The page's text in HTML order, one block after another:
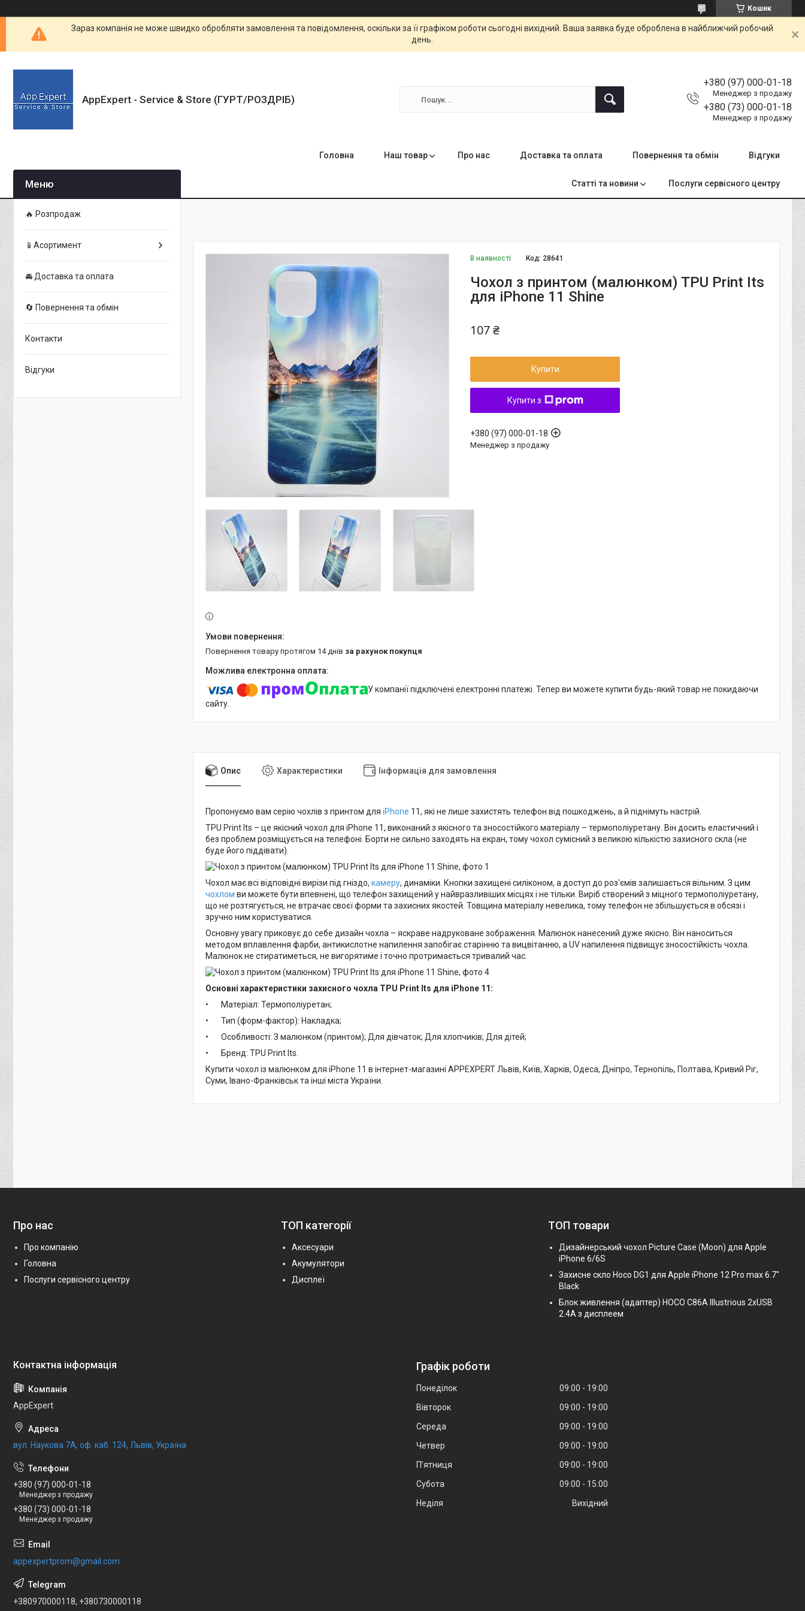
Кошик
Зараз компанія не може швидко обробляти замовлення та повідомлення, оскільки за її графіком роботи сьогодні вихідний. Ваша заявка буде оброблена в найближчий робочий
день.
AppExpert - Service & Store (ГУРТ/РОЗДРІБ)
+380 (97) 000-01-18
Менеджер з продажу
+380 (73) 000-01-18
Менеджер з продажу
Головна Наш товар Про нас Доставка та оплата Повернення та обмін Відгуки
Статті та новини Послуги сервісного центру
В наявності Код: 28641
Чохол з принтом (малюнком) TPU Print Its
для iPhone 11 Shine
107 ₴
Купити
Купити з
+380 (97) 000-01-18
Менеджер з продажу
повернення товару протягом 14 днів за рахунок покупця
У компанії підключені електронні платежі. Тепер ви можете купити будь-який товар не покидаючи
сайту.
Опис Характеристики Інформація для замовлення
Пропонуємо вам серію чохлів з принтом для iPhone 11, які не лише захистять телефон від пошкоджень, а й піднімуть настрій.
TPU Print Its – це якісний чохол для iPhone 11, виконаний з якісного та зносостійкого матеріалу – термополіуретану. Він досить еластичний і
без проблем розміщується на телефоні. Борти не сильно заходять на екран, тому чохол сумісний з великою кількістю захисного скла (не
буде його піддівати).
Чохол має всі відповідні вирізи під гніздо, камеру, динаміки. Кнопки захищені силіконом, а доступ до роз'ємів залишається вільним. З цим
чохлом ви можете бути впевнені, що телефон захищений у найвразливіших місцях і не тільки. Виріб створений з міцного термополіуретану,
що не розтягується, не втрачає своєї форми та захисних якостей. Товщина матеріалу невелика, тому телефон не збільшується в обсязі і
зручно ним користуватися.
Основну увагу приковує до себе дизайн чохла – яскраве надруковане зображення. Малюнок нанесений дуже якісно. Він наноситься
методом вплавлення фарби, антикислотне напилення запобігає старінню та вицвітанню, а UV напилення підвищує зносостійкість чохла.
Малюнок не стиратиметься, не вигорятиме і точно протримається тривалий час.
Основні характеристики захисного чохла TPU Print Its для iPhone 11:
• Матеріал: Термополіуретан;
• Тип (форм-фактор): Накладка;
• Особливості: З малюнком (принтом); Для дівчаток; Для хлопчиків; Для дітей;
• Бренд: TPU Print Its.
Купити чохол із малюнком для iPhone 11 в інтернет-магазині APPEXPERT Львів, Київ, Харків, Одеса, Дніпро, Тернопіль, Полтава, Кривий Ріг,
Суми, Івано-Франківськ та інші міста України.
🔥 Розпродаж
📱Асортимент
🚘 Доставка та оплата
🔄 Повернення та обмін
Контакти
Відгуки
Про нас
Про компанію
Головна
Послуги сервісного центру
ТОП категорії
Аксесуари
Акумулятори
Дисплеї
ТОП товари
Дизайнерський чохол Picture Case (Moon) для Apple
iPhone 6/6S
Захисне скло Hoco DG1 для Apple iPhone 12 Pro max 6.7"
Black
Блок живлення (адаптер) HOCO C86A Illustrious 2xUSB
2.4A з дисплеем
AppExpert
вул. Наукова 7А, оф. каб. 124, Львів, Україна
+380 (97) 000-01-18
Менеджер з продажу
+380 (73) 000-01-18
Менеджер з продажу
appexpertprom@gmail.com
+380970000118, +380730000118
Графік роботи
Понеділок 09:00
19:00
Вівторок
09:00
19:00
Середа
09:00
19:00
Четвер
09:00
19:00
Пʼятниця
09:00
19:00
Субота
09:00
15:00
Неділя
Вихідний